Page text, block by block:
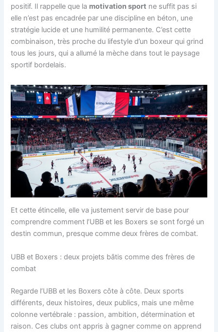
positif. Il rappelle que la motivation sport ne suffit pas si
elle n’est pas encadrée par une discipline en béton, une
stratégie lucide et une humilité permanente. C’est cette
combinaison, très proche du lifestyle d’un boxeur qui grind
tous les jours, qui a allumé la mèche dans tout le paysage
sportif bordelais.
Et cette étincelle, elle va justement servir de base pour
comprendre comment l’UBB et les Boxers se sont forgé un
destin commun, presque comme deux frères de combat.
UBB et Boxers : deux projets bâtis comme des frères de
combat
Regarde l’UBB et les Boxers côte à côte. Deux sports
différents, deux histoires, deux publics, mais une même
colonne vertébrale : passion, ambition, détermination et
raison. Ces clubs ont appris à gagner comme on apprend